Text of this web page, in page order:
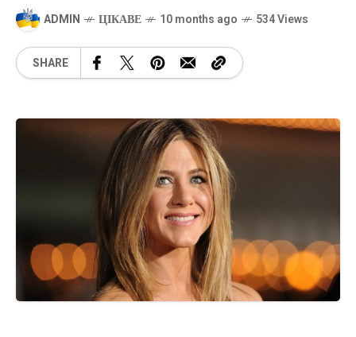
ADMIN ЦІКАВЕ 10 months ago 534 Views
SHARE